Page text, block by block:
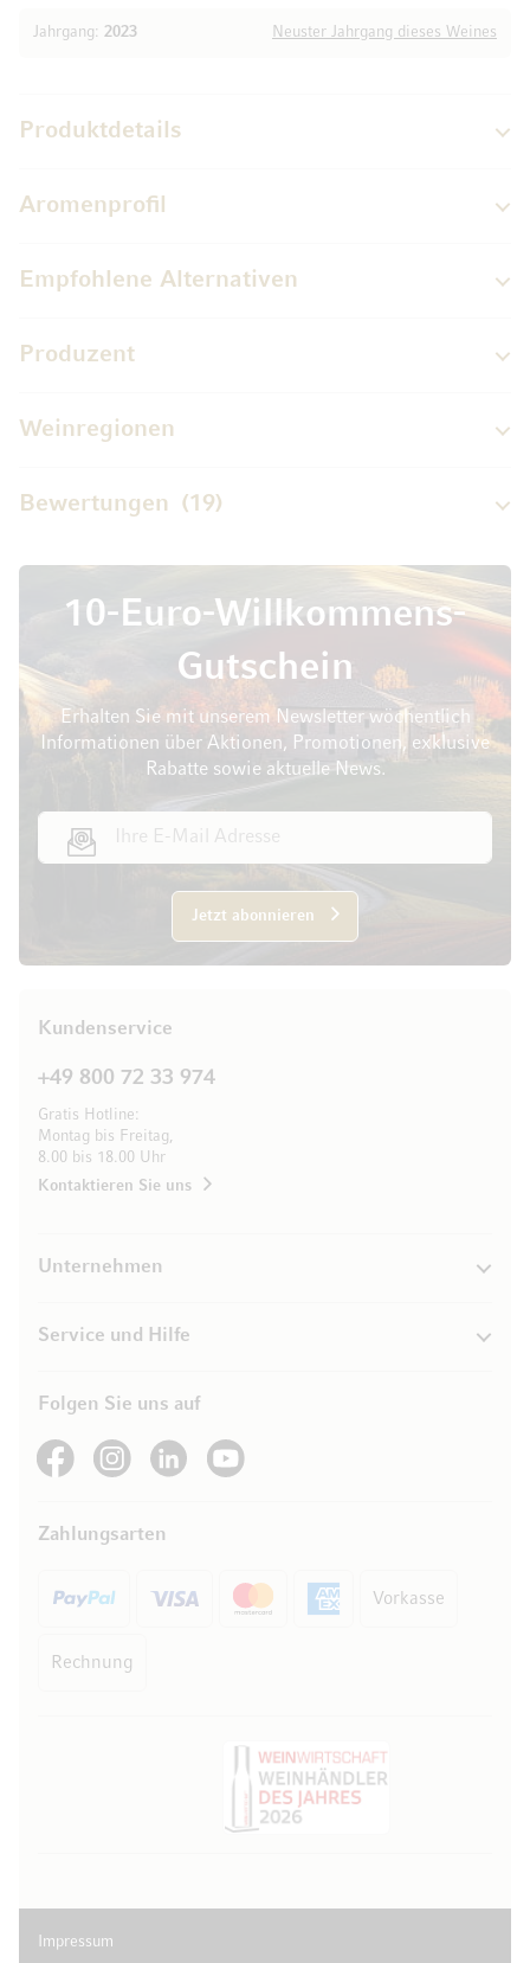
Jahrgang: 2023 Neuster Jahrgang dieses Weines
Produktdetails
Aromenprofil
Empfohlene Alternativen
Produzent
Weinregionen
Bewertungen 19
10-Euro-Willkommens-
Gutschein
Erhalten Sie mit unserem Newsletter wöchentlich
Informationen über Aktionen, Promotionen, exklusive
Rabatte sowie aktuelle News.
Jetzt abonnieren
Kundenservice
+49 800 72 33 974
Gratis Hotline:
Montag bis Freitag,
8.00 bis 18.00 Uhr
Kontaktieren Sie uns
Unternehmen
Service und Hilfe
Folgen Sie uns auf
See our FacebookSee our Instagram account
See our LinkedInSee our YouTube channel
Zahlungsarten
Vorkasse
Rechnung
Impressum